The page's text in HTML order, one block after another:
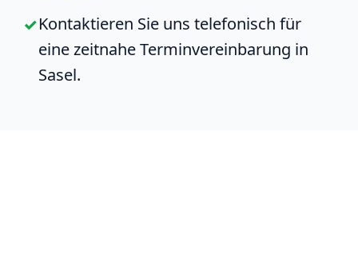
Kontaktieren Sie uns telefonisch für
eine zeitnahe Terminvereinbarung in
Sasel.